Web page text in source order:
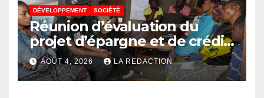
DÉVELOPPEMENT SOCIÉTÉ
Réunion d’évaluation du
projet d’épargne et de crédit
de JIRANI MSAADA Asbl : des
résultats encourageants et
une expansion annoncée
AOÛT 4, 2026 LA REDACTION